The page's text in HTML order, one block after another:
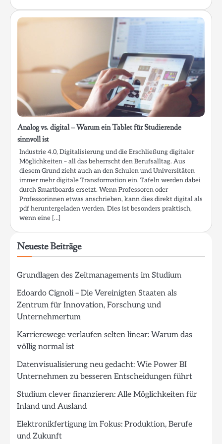
Analog vs. digital – Warum ein Tablet für Studierende
sinnvoll ist
Industrie 4.0, Digitalisierung und die Erschließung digitaler
Möglichkeiten – all das beherrscht den Berufsalltag. Aus
diesem Grund zieht auch an den Schulen und Universitäten
immer mehr digitale Transformation ein. Tafeln werden dabei
durch Smartboards ersetzt. Wenn Professoren oder
Professorinnen etwas anschrieben, kann dies direkt digital als
pdf heruntergeladen werden. Dies ist besonders praktisch,
wenn eine […]
Neueste Beiträge
Grundlagen des Zeitmanagements im Studium
Edoardo Cignoli – Die Vereinigten Staaten als
Zentrum für Innovation, Forschung und
Unternehmertum
Karrierewege verlaufen selten linear: Warum das
völlig normal ist
Datenvisualisierung neu gedacht: Wie Power BI
Unternehmen zu besseren Entscheidungen führt
Studium clever finanzieren: Alle Möglichkeiten für
Inland und Ausland
Elektronikfertigung im Fokus: Produktion, Berufe
und Zukunft